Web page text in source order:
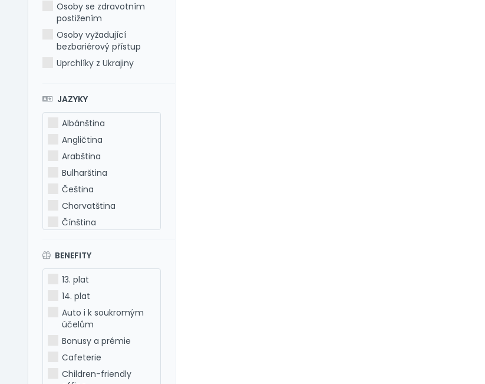
Osoby se zdravotním
postižením
Osoby vyžadující
bezbariérový přístup
Uprchlíky z Ukrajiny
JAZYKY
Albánština
Angličtina
Arabština
Bulharština
Čeština
Chorvatština
Čínština
Francouzština
Hebrejština
Holandština
Italština
Japonština
Latina
Litevština
Lotyšština
BENEFITY
13. plat
14. plat
Auto i k soukromým
účelům
Bonusy a prémie
Cafeterie
Children-friendly